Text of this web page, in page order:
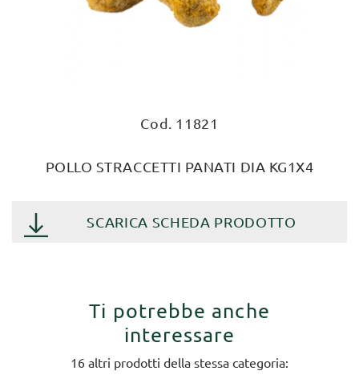
Cod. 11821
POLLO STRACCETTI PANATI DIA KG1X4
SCARICA SCHEDA PRODOTTO
Ti potrebbe anche
interessare
16 altri prodotti della stessa categoria: